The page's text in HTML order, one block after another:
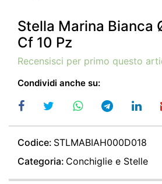
Stella Marina Bianca
Cf 10 Pz
Recensisci per primo questo
Condividi anche su:
Codice: STLMABIAH000D018
Categoria: Conchiglie e Stelle